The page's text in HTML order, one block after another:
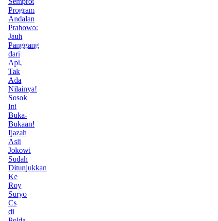
Program
Andalan
Prabowo:
Jauh
Panggang
dari
Api,
Tak
Ada
Nilainya!
Sosok
Ini
Buka-
Bukaan!
Ijazah
Asli
Jokowi
Sudah
Ditunjukkan
Ke
Roy
Suryo
Cs
di